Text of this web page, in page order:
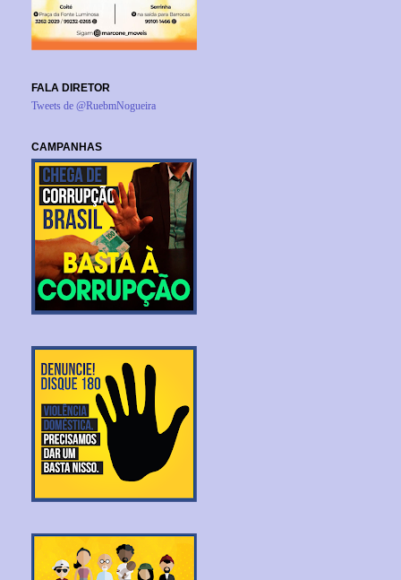
FALA DIRETOR
Tweets de @RuebmNogueira
CAMPANHAS